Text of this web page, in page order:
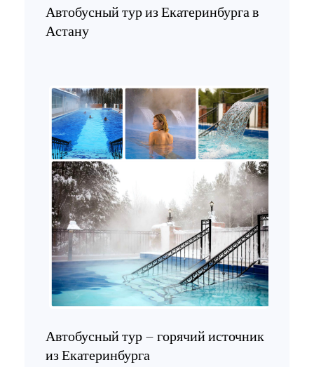
Автобусный тур из Екатеринбурга в
Астану
Автобусный тур – горячий источник
из Екатеринбурга